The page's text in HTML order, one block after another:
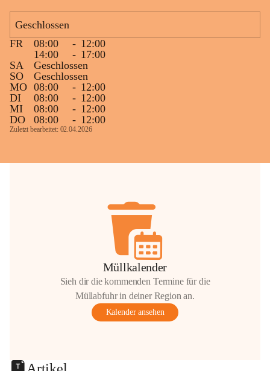
Geschlossen
FR
08:00 - 12:00
14:00
- 17:00
SA
Geschlossen
SO
Geschlossen
MO 08:00 - 12:00
DI
08:00 - 12:00
MI
08:00 - 12:00
DO
08:00 - 12:00
Zuletzt bearbeitet: 02.04.2026
Müllkalender
Sieh dir die kommenden Termine für die
Müllabfuhr in deiner Region an.
Kalender ansehen